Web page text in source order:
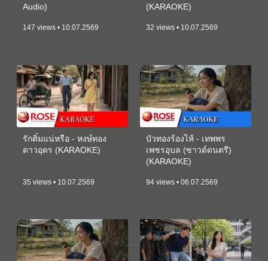
Audio)
147 views • 10.07.2569
(KARAOKE)
32 views • 10.07.2569
รักติ๋มแน่หรือ - หงษ์ทอง
ดาวอุดร (KARAOKE)
35 views • 10.07.2569
บัวทองร้องไห้ - เทพพร
เพชรอุบล (ซาวด์ดนตรี)
(KARAOKE)
94 views • 06.07.2569